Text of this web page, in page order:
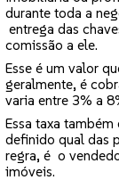
durante toda a
entrega das
comissão a ele.
Esse é um valor
geralmente, é
varia entre 3% a
Essa taxa
definido qual das
regra, é o
imóveis.